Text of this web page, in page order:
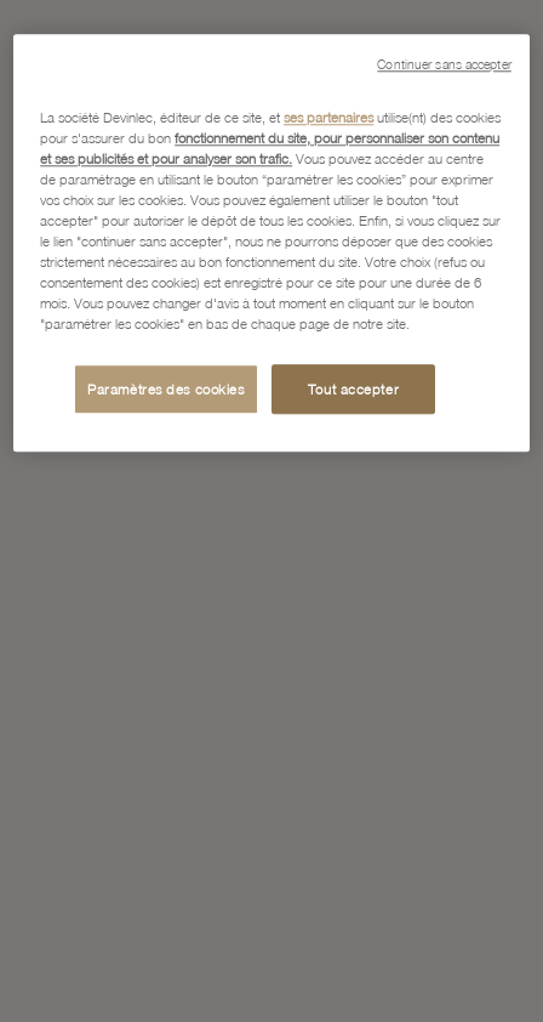
La société Devinlec, éditeur de ce site, etses partenairesutilise(nt) des cookies
pour s'assurer du bonfonctionnement du site, pour personnaliser son contenu
et ses publicités et pour analyser son trafic. Vous pouvez accéder au centre
de paramétrage en utilisant le bouton “paramétrer les cookies” pour exprimer
vos choix sur les cookies. Vous pouvez également utiliser le bouton "tout
accepter" pour autoriser le dépôt de tous les cookies. Enfin, si vous cliquez sur
le lien "continuer sans accepter", nous ne pourrons déposer que des cookies
strictement nécessaires au bon fonctionnement du site. Votre choix (refus ou
consentement des cookies) est enregistré pour ce site pour une durée de 6
mois. Vous pouvez changer d'avis à tout moment en cliquant sur le bouton
"paramétrer les cookies" en bas de chaque page de notre site.
Paramètres des cookies Tout accepter
Continuer sans accepter